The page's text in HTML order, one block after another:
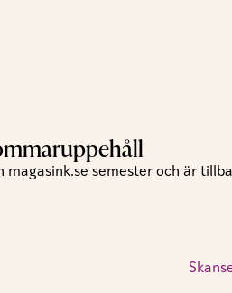
magasink.se semester och är